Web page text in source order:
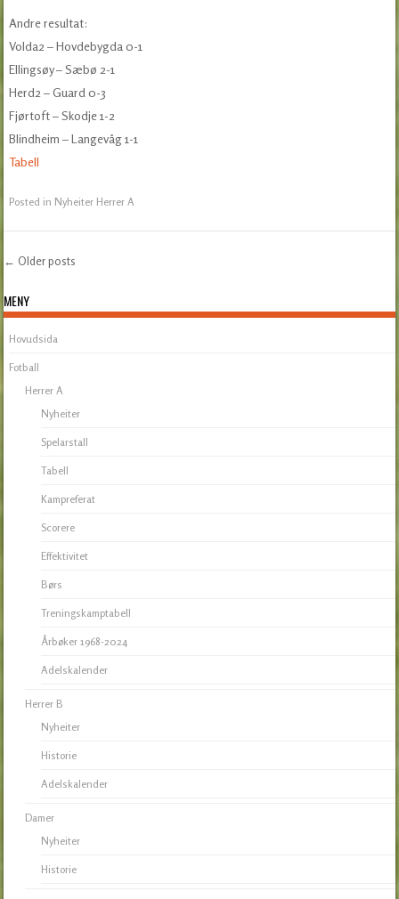
Andre resultat:
Volda2 – Hovdebygda 0-1
Ellingsøy – Sæbø 2-1
Herd2 – Guard 0-3
Fjørtoft – Skodje 1-2
Blindheim – Langevåg 1-1
Tabell
Posted in Nyheiter Herrer A
Post navigation
← Older posts
MENY
Hovudsida
Fotball
Herrer A
Nyheiter
Spelarstall
Tabell
Kampreferat
Scorere
Effektivitet
Børs
Treningskamptabell
Årbøker 1968-2024
Adelskalender
Herrer B
Nyheiter
Historie
Adelskalender
Damer
Nyheiter
Historie